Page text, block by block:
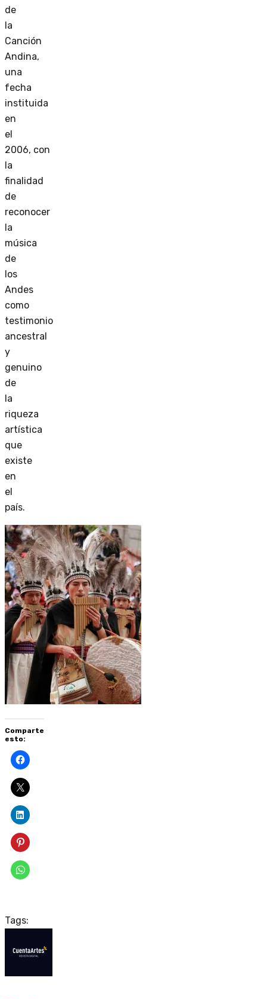
de
la
Canción
Andina,
una
fecha
instituida
en
el
2006, con
la
finalidad
de
reconocer
la
música
de
los
Andes
como
testimonio
ancestral
y
genuino
de
la
riqueza
artística
que
existe
en
el
país.
Comparte
esto:
Tags: